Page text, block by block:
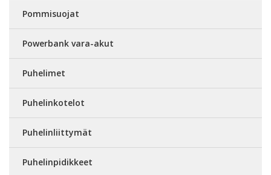
Pommisuojat
Powerbank vara-akut
Puhelimet
Puhelinkotelot
Puhelinliittymät
Puhelinpidikkeet